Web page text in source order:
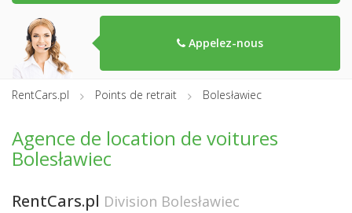
Appelez-nous
RentCars.pl Points de retrait Bolesławiec
Agence de location de voitures
Bolesławiec
RentCars.pl Division Bolesławiec